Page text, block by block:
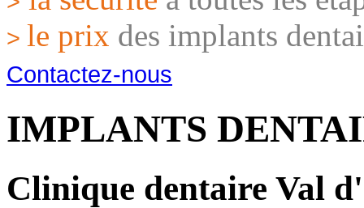
> le prix des implants
Contactez-nous
IMPLANTS
Clinique dentaire Val